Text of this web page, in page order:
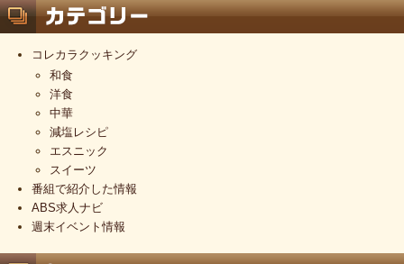
コレカラクッキング
和食
洋食
中華
減塩レシピ
エスニック
スイーツ
番組で紹介した情報
ABS求人ナビ
週末イベント情報